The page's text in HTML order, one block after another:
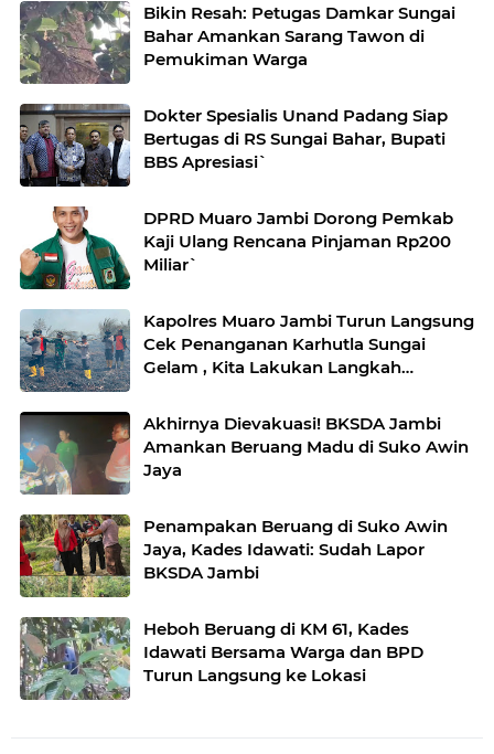
Bikin Resah: Petugas Damkar Sungai
Bahar Amankan Sarang Tawon di
Pemukiman Warga
Dokter Spesialis Unand Padang Siap
Bertugas di RS Sungai Bahar, Bupati
BBS Apresiasi`
DPRD Muaro Jambi Dorong Pemkab
Kaji Ulang Rencana Pinjaman Rp200
Miliar`
Kapolres Muaro Jambi Turun Langsung
Cek Penanganan Karhutla Sungai
Gelam , Kita Lakukan Langkah
Akhirnya Dievakuasi! BKSDA Jambi
Amankan Beruang Madu di Suko Awin
Jaya
Penampakan Beruang di Suko Awin
Jaya, Kades Idawati: Sudah Lapor
BKSDA Jambi
Heboh Beruang di KM 61, Kades
Idawati Bersama Warga dan BPD
Turun Langsung ke Lokasi